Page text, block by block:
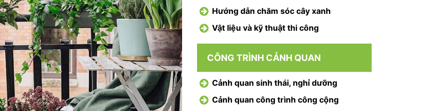
Hướng dẫn chăm sóc cây xanh
Vật liệu và kỹ thuật thi công
CÔNG TRÌNH CẢNH QUAN
Cảnh quan sinh thái, nghỉ dưỡng
Cảnh quan công trình công cộng